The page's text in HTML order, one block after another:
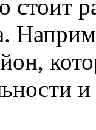
стоит
и